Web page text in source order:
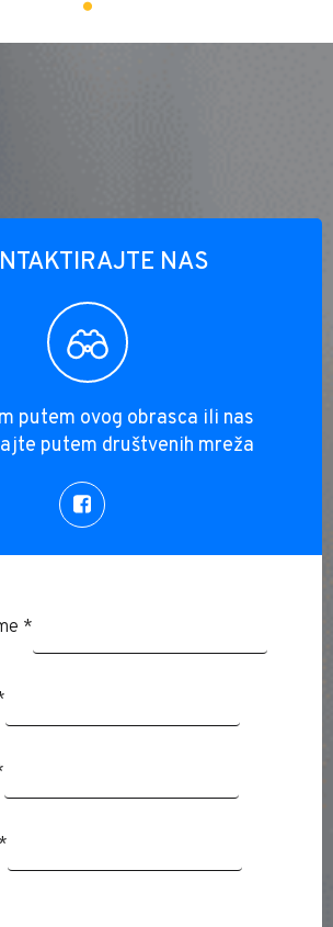
NAS
putem ovog obrasca ili nas
putem društvenih mreža
t
m
*
*